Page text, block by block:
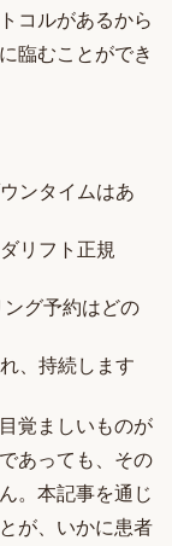
コルがあるから
臨むことができ
ンタイムはあ
リフト正規
グ予約はどの
、持続します
覚ましいものが
あっても、その
。本記事を通じ
が、いかに患者